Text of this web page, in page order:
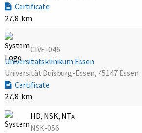
Certificate
27,8 km
CIVE-046
Universitätsklinikum Essen
Universität Duisburg-Essen, 45147 Essen
Certificate
27,8 km
HD, NSK, NTx
NSK-056